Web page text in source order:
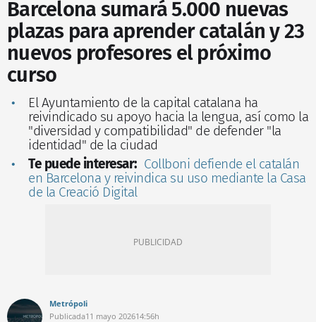
Barcelona sumará 5.000 nuevas
plazas para aprender catalán y 23
nuevos profesores el próximo
curso
El Ayuntamiento de la capital catalana ha
reivindicado su apoyo hacia la lengua, así como la
"diversidad y compatibilidad" de defender "la
identidad" de la ciudad
Te puede interesar: Collboni defiende el catalán
en Barcelona y reivindica su uso mediante la Casa
de la Creació Digital
Metrópoli
Publicada11 mayo 202614:56h